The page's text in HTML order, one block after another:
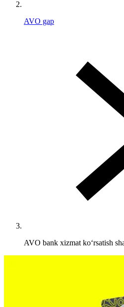
AVO gap
AVO bank xizmat ko‘rsatish